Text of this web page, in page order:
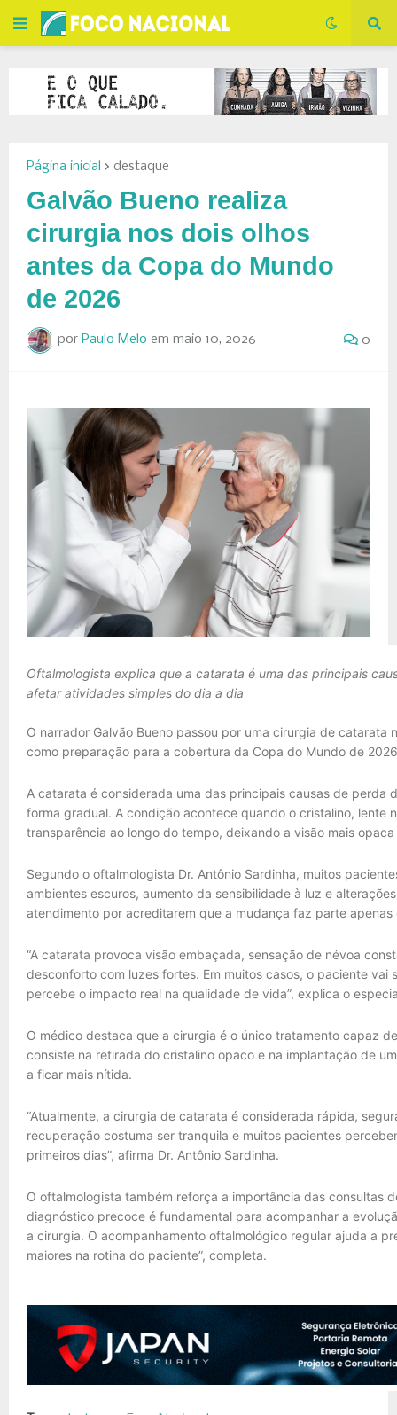
Página inicial destaque
Galvão Bueno realiza
cirurgia nos dois olhos
antes da Copa do Mundo
de 2026
por Paulo Melo em maio 10, 2026 0
Oftalmologista explica que a catarata é uma das principais
afetar atividades simples do dia a dia
O narrador Galvão Bueno passou por uma cirurgia de catarata
como preparação para a cobertura da Copa do Mundo de
A catarata é considerada uma das principais causas de perda
forma gradual. A condição acontece quando o cristalino, lente
transparência ao longo do tempo, deixando a visão mais
Segundo o oftalmologista Dr. Antônio Sardinha, muitos
ambientes escuros, aumento da sensibilidade à luz e
atendimento por acreditarem que a mudança faz parte apenas
“A catarata provoca visão embaçada, sensação de névoa
desconforto com luzes fortes. Em muitos casos, o paciente
percebe o impacto real na qualidade de vida”, explica o
O médico destaca que a cirurgia é o único tratamento capaz
consiste na retirada do cristalino opaco e na implantação de
a ficar mais nítida.
“Atualmente, a cirurgia de catarata é considerada rápida,
recuperação costuma ser tranquila e muitos pacientes
primeiros dias”, afirma Dr. Antônio Sardinha.
O oftalmologista também reforça a importância das consultas
diagnóstico precoce é fundamental para acompanhar a
a cirurgia. O acompanhamento oftalmológico regular ajuda a
maiores na rotina do paciente”, completa.